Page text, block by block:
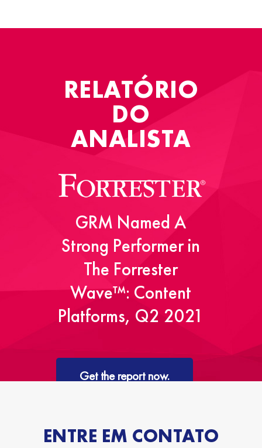
RELATÓRIO
DO
ANALISTA
GRM Named A
Strong Performer in
The Forrester
Wave™: Content
Platforms, Q2 2021
Get the report now.
ENTRE EM CONTATO